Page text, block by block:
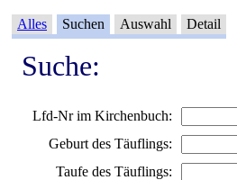
Alles Suchen Auswahl Detail
Suche:
Lfd-Nr im Kirchenbuch:
Geburt des Täuflings:
Taufe des Täuflings: